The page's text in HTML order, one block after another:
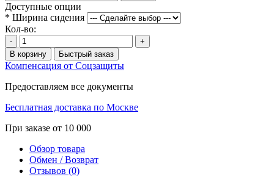
Доступные опции
* Ширина сидения
Кол-во:
-
+
В корзину
Быстрый заказ
Компенсация от Соцзащиты
Предоставляем все документы
Бесплатная доставка по Москве
При заказе от 10 000
Обзор товара
Обмен / Возврат
Отзывов (0)